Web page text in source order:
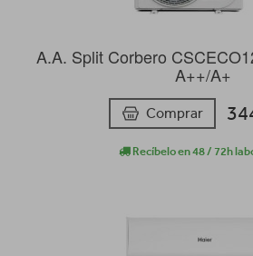
A.A. Split Corbero
A++/A+
Comprar
Recíbelo en 48 / 72h